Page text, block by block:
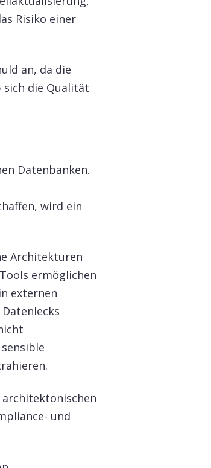
Risiko einer
an, da die
die Qualität
Datenbanken.
wird ein
Architekturen
ermöglichen
externen
architektonischen
und